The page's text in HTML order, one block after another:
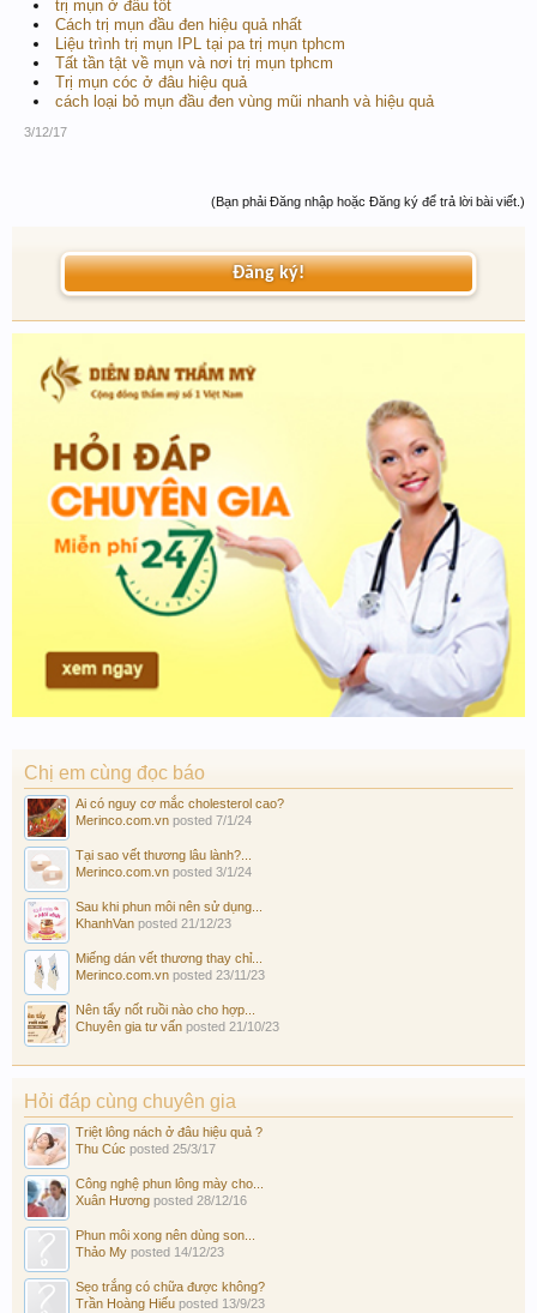
trị mụn ở đâu tốt
Cách trị mụn đầu đen hiệu quả nhất
Liệu trình trị mụn IPL tại pa trị mụn tphcm
Tất tần tật về mụn và nơi trị mụn tphcm
Trị mụn cóc ở đâu hiệu quả
cách loại bỏ mụn đầu đen vùng mũi nhanh và hiệu quả
3/12/17
(Bạn phải Đăng nhập hoặc Đăng ký để trả lời bài viết.)
Đăng ký!
Chị em cùng đọc báo
Ai có nguy cơ mắc cholesterol cao?
Merinco.com.vn posted 7/1/24
Tại sao vết thương lâu lành?...
Merinco.com.vn posted 3/1/24
Sau khi phun môi nên sử dụng...
KhanhVan posted 21/12/23
Miếng dán vết thương thay chỉ...
Merinco.com.vn posted 23/11/23
Nên tẩy nốt ruồi nào cho hợp...
Chuyên gia tư vấn posted 21/10/23
Hỏi đáp cùng chuyên gia
Triệt lông nách ở đâu hiệu quả ?
Thu Cúc posted 25/3/17
Công nghệ phun lông mày cho...
Xuân Hương posted 28/12/16
Phun môi xong nên dùng son...
Thảo My posted 14/12/23
Sẹo trắng có chữa được không?
Trần Hoàng Hiếu posted 13/9/23